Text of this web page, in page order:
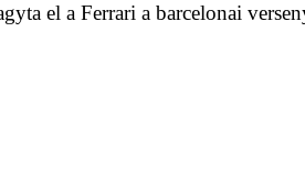
el a Ferrari a barcelonai